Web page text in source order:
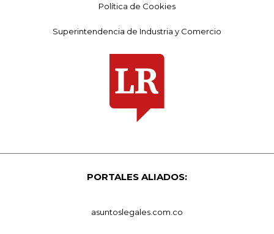
Política de Cookies
Superintendencia de Industria y Comercio
PORTALES ALIADOS:
asuntoslegales.com.co